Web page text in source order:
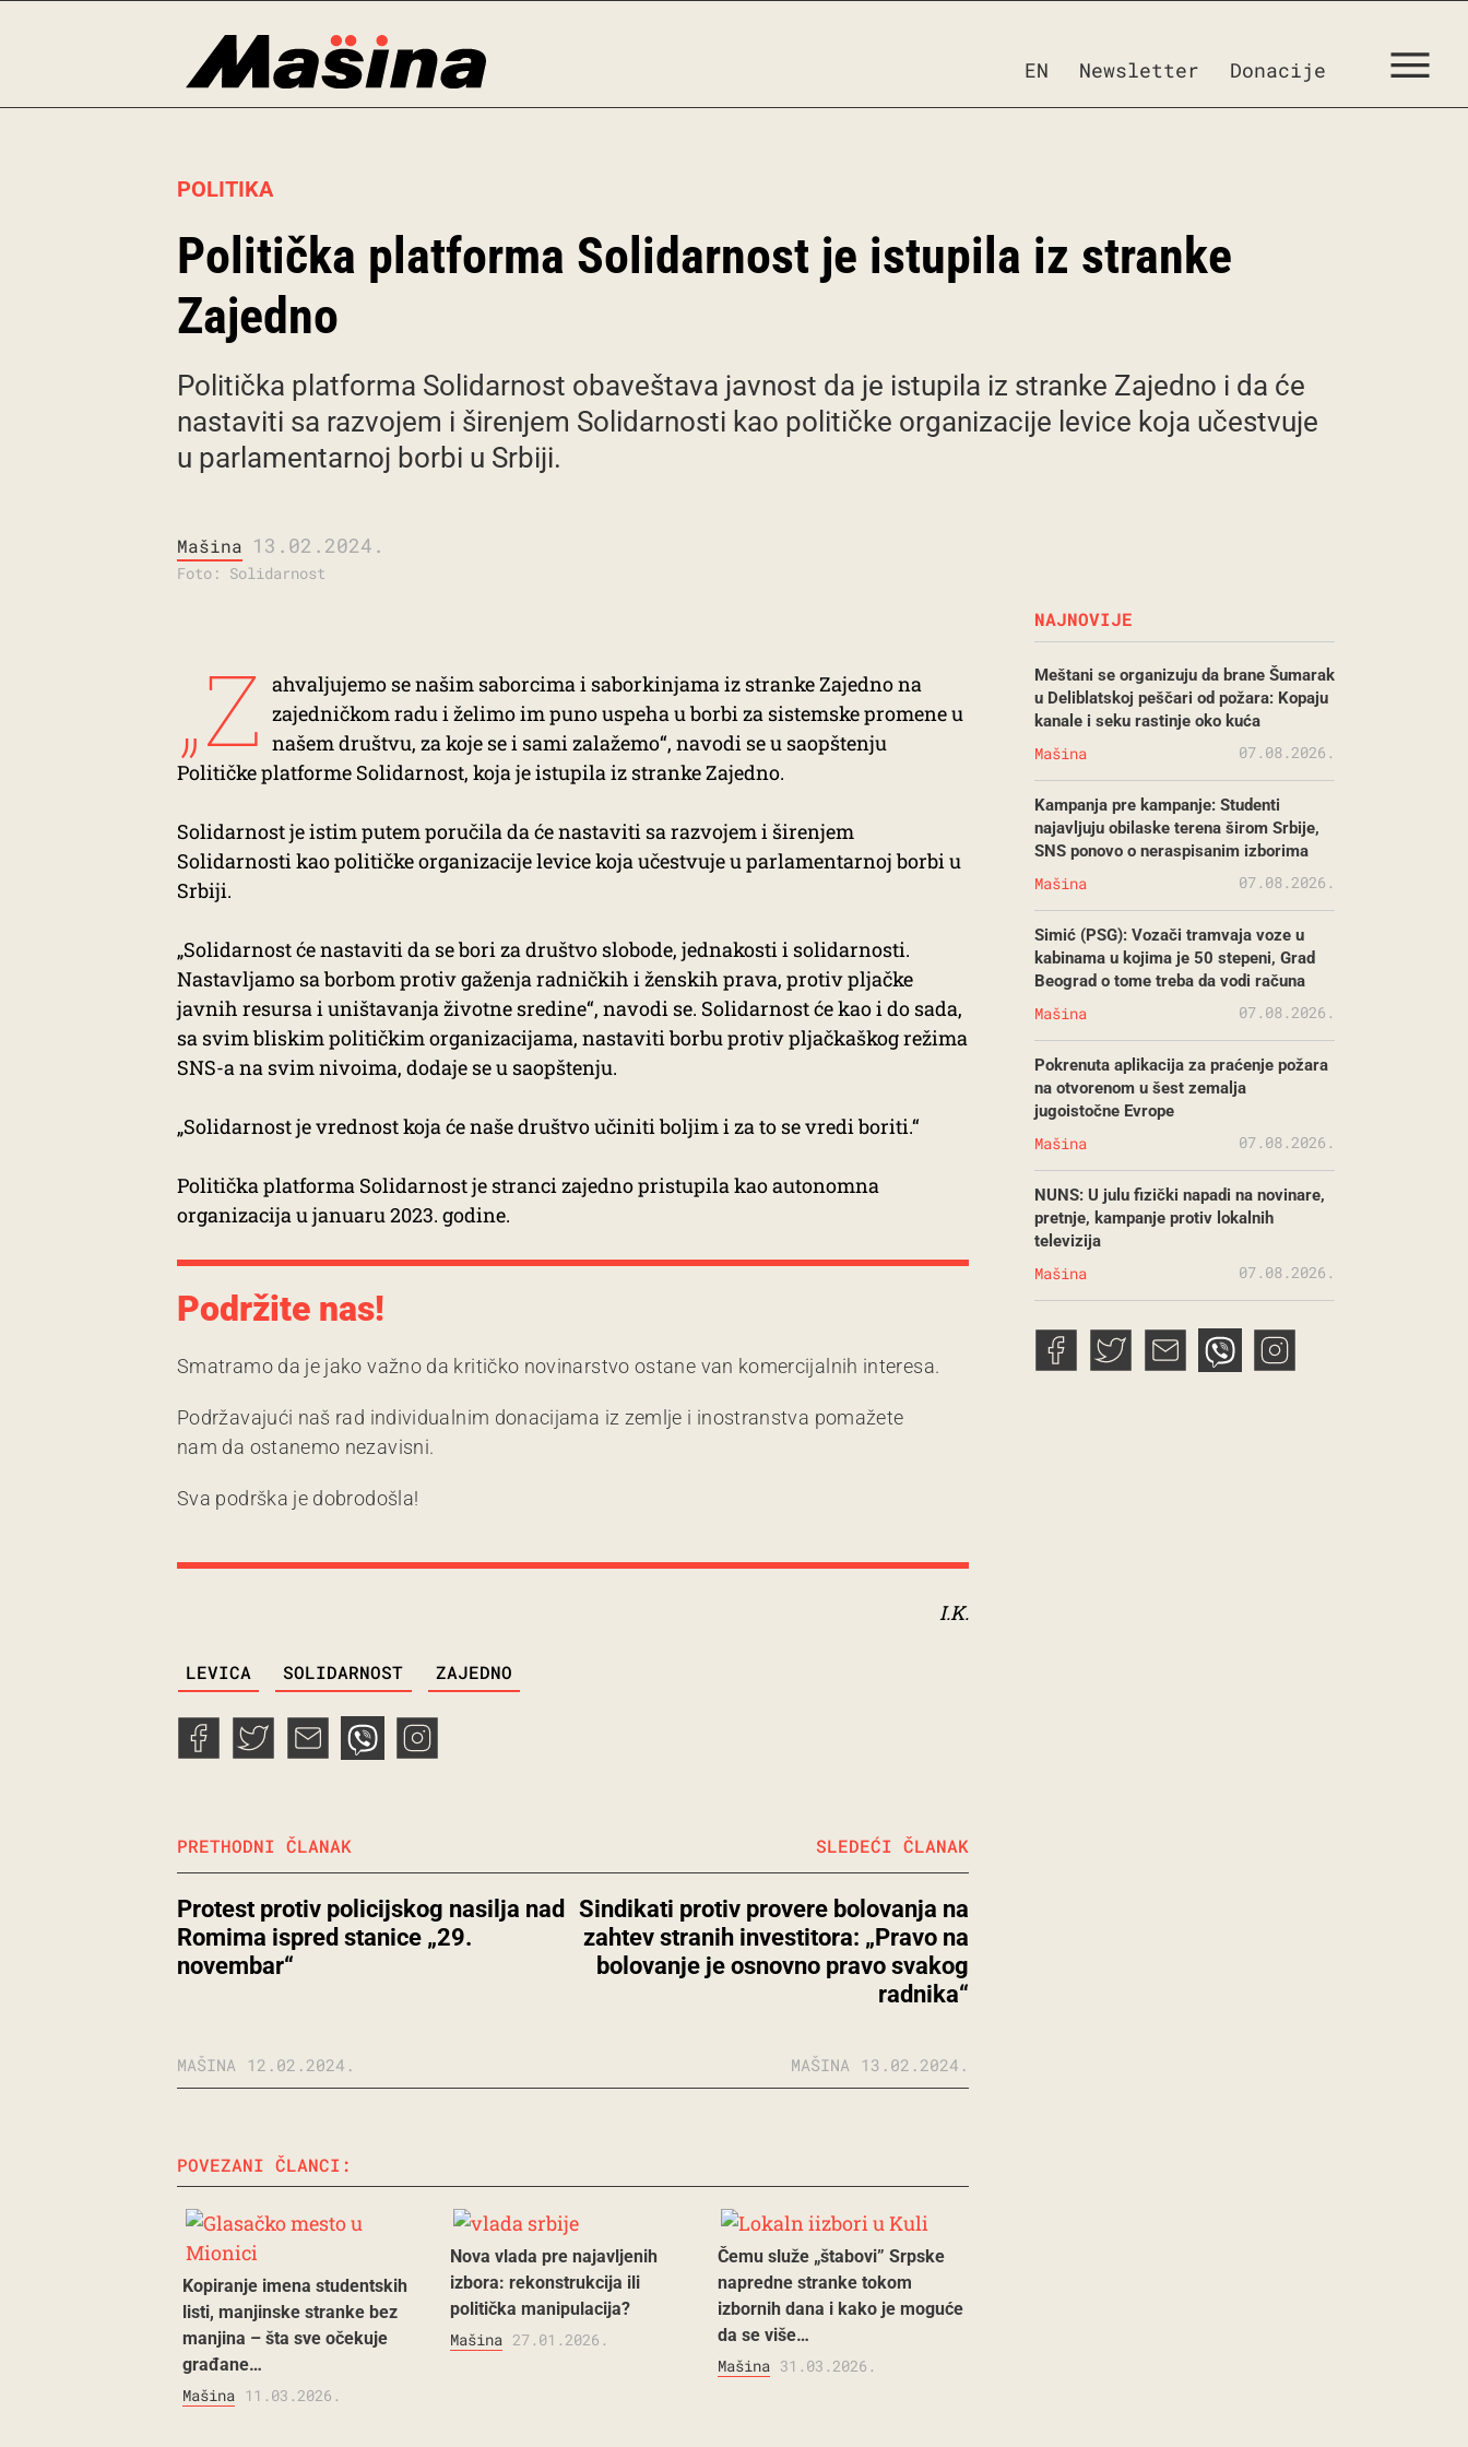
EN Newsletter Donacije
POLITIKA
Politička platforma Solidarnost je istupila iz stranke
Zajedno
Politička platforma Solidarnost obaveštava javnost da je istupila iz stranke Zajedno i da će
nastaviti sa razvojem i širenjem Solidarnosti kao političke organizacije levice koja učestvuje
u parlamentarnoj borbi u Srbiji.
Mašina 13.02.2024.
Foto: Solidarnost
„Z ahvaljujemo se našim saborcima i saborkinjama iz stranke Zajedno na
zajedničkom radu i želimo im puno uspeha u borbi za sistemske promene u
našem društvu, za koje se i sami zalažemo“, navodi se u saopštenju
Političke platforme Solidarnost, koja je istupila iz stranke Zajedno.
Solidarnost je istim putem poručila da će nastaviti sa razvojem i širenjem
Solidarnosti kao političke organizacije levice koja učestvuje u parlamentarnoj borbi u
Srbiji.
„Solidarnost će nastaviti da se bori za društvo slobode, jednakosti i solidarnosti.
Nastavljamo sa borbom protiv gaženja radničkih i ženskih prava, protiv pljačke
javnih resursa i uništavanja životne sredine“, navodi se. Solidarnost će kao i do sada,
sa svim bliskim političkim organizacijama, nastaviti borbu protiv pljačkaškog režima
SNS-a na svim nivoima, dodaje se u saopštenju.
„Solidarnost je vrednost koja će naše društvo učiniti boljim i za to se vredi boriti.“
Politička platforma Solidarnost je stranci zajedno pristupila kao autonomna
organizacija u januaru 2023. godine.
Podržite nas!
Smatramo da je jako važno da kritičko novinarstvo ostane van komercijalnih interesa.
Podržavajući naš rad individualnim donacijama iz zemlje i inostranstva pomažete
nam da ostanemo nezavisni.
Sva podrška je dobrodošla!
I.K.
LEVICA SOLIDARNOST ZAJEDNO
PRETHODNI ČLANAK
Protest protiv policijskog nasilja nad
Romima ispred stanice „29.
novembar“
MAŠINA 12.02.2024.
Sindikati protiv provere bolovanja na
zahtev stranih investitora: „Pravo na
bolovanje je osnovno pravo svakog
radnika“
SLEDEĆI ČLANAK
MAŠINA 13.02.2024.
POVEZANI ČLANCI:
Kopiranje imena studentskih
listi, manjinske stranke bez
manjina – šta sve očekuje
građane…
Mašina 11.03.2026.
Nova vlada pre najavljenih
izbora: rekonstrukcija ili
politička manipulacija?
Mašina 27.01.2026.
Čemu služe „štabovi” Srpske
napredne stranke tokom
izbornih dana i kako je moguće
da se više…
Mašina 31.03.2026.
NAJNOVIJE
Meštani se organizuju da brane Šumarak
u Deliblatskoj peščari od požara: Kopaju
kanale i seku rastinje oko kuća
Mašina 07.08.2026.
Kampanja pre kampanje: Studenti
najavljuju obilaske terena širom Srbije,
SNS ponovo o neraspisanim izborima
Mašina 07.08.2026.
Simić (PSG): Vozači tramvaja voze u
kabinama u kojima je 50 stepeni, Grad
Beograd o tome treba da vodi računa
Mašina 07.08.2026.
Pokrenuta aplikacija za praćenje požara
na otvorenom u šest zemalja
jugoistočne Evrope
Mašina 07.08.2026.
NUNS: U julu fizički napadi na novinare,
pretnje, kampanje protiv lokalnih
televizija
Mašina 07.08.2026.